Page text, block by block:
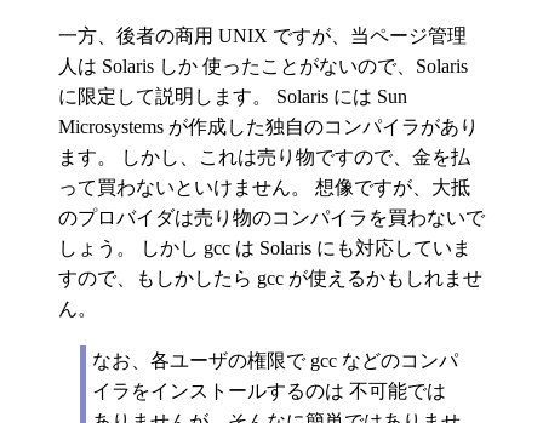
一方、後者の商用 UNIX ですが、当ページ管理
人は Solaris しか 使ったことがないので、Solaris
に限定して説明します。 Solaris には Sun
Microsystems が作成した独自のコンパイラがあり
ます。 しかし、これは売り物ですので、金を払
って買わないといけません。 想像ですが、大抵
のプロバイダは売り物のコンパイラを買わないで
しょう。 しかし gcc は Solaris にも対応していま
すので、もしかしたら gcc が使えるかもしれませ
ん。
なお、各ユーザの権限で gcc などのコンパ
イラをインストールするのは 不可能では